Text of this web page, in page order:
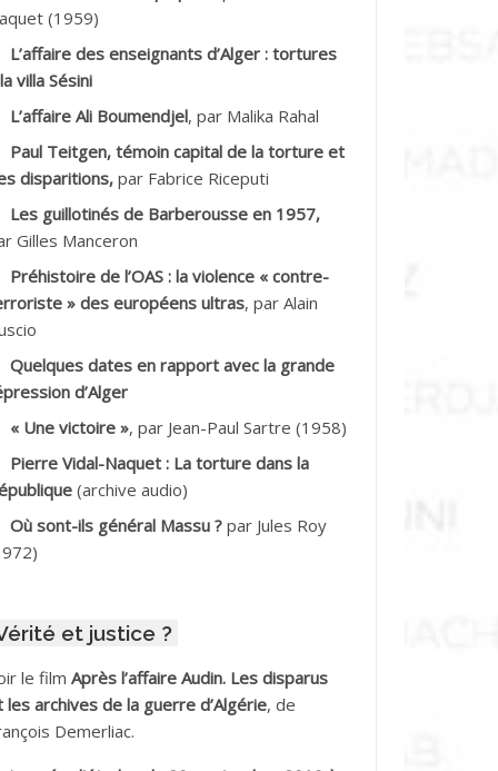
Ali
Tahar
Ramdane *
Baghdad*
Boualem*
Rachid
Omar
Vve AIT SAADA
Mohamed Akli
(1959)
L’affaire des enseignants d’Alger : tortures
villa Sésini
L’affaire Ali Boumendjel, par Malika Rahal
Paul Teitgen, témoin capital de la torture et
disparitions, par Fabrice Riceputi
Les guillotinés de Barberousse en 1957,
Gilles Manceron
Préhistoire de l’OAS : la violence « contre-
» des européens ultras, par Alain
Quelques dates en rapport avec la grande
d’Alger
« Une victoire », par Jean-Paul Sartre (1958)
Pierre Vidal-Naquet : La torture dans la
(archive audio)
Où sont-ils général Massu ? par Jules Roy
et justice ?
le film Après l’affaire Audin. Les disparus
les archives de la guerre d’Algérie, de
Demerliac.